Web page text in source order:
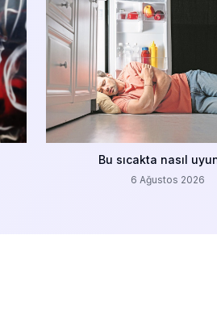
Bu sıcakta nasıl
6 Ağustos 2026